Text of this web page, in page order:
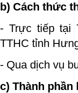
b) Cách thức
- Trực tiếp tại
TTHC tỉnh
- Qua dịch vụ
c) Thành phần